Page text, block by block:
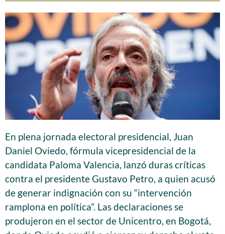
En plena jornada electoral presidencial, Juan
Daniel Oviedo, fórmula vicepresidencial de la
candidata Paloma Valencia, lanzó duras críticas
contra el presidente Gustavo Petro, a quien acusó
de generar indignación con su “intervención
ramplona en política”. Las declaraciones se
produjeron en el sector de Unicentro, en Bogotá,